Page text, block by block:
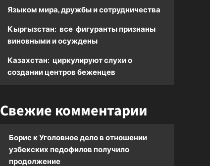
Языком мира, дружбы и сотрудничества
Кыргызстан: все фигуранты признаны
виновными и осуждены
Казахстан: циркулируют слухи о
создании центров беженцев
Свежие комментарии
БорискУголовное дело в отношении
узбекских педофилов получило
продолжение